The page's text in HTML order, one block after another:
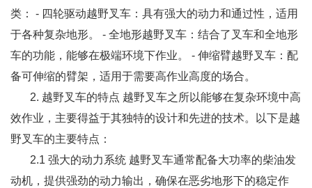
类： - 四轮驱动越野叉车：具有强大的动力和通过性，适用
于各种复杂地形。 - 全地形越野叉车：结合了叉车和全地形
车的功能，能够在极端环境下作业。 - 伸缩臂越野叉车：配
备可伸缩的臂架，适用于需要高作业高度的场合。
2. 越野叉车的特点 越野叉车之所以能够在复杂环境中高
效作业，主要得益于其独特的设计和先进的技术。以下是越
野叉车的主要特点：
2.1 强大的动力系统 越野叉车通常配备大功率的柴油发
动机，提供强劲的动力输出，确保在恶劣地形下的稳定作